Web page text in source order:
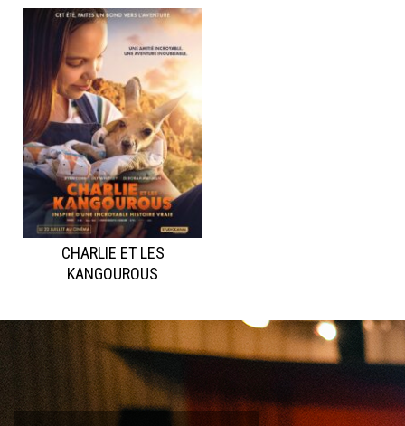
CHARLIE ET LES
KANGOUROUS